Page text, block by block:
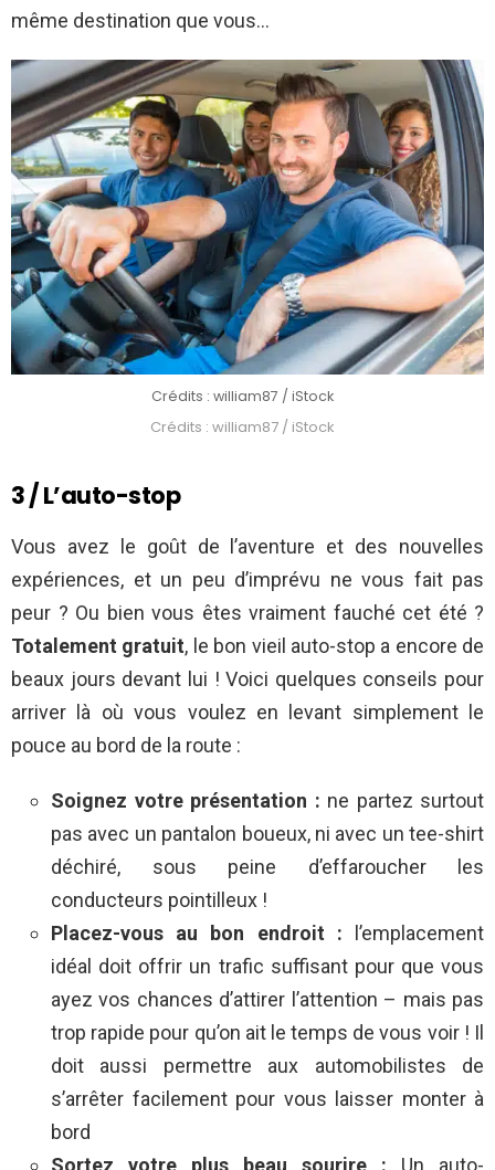
même destination que vous…
Crédits : william87 / iStock
Crédits : william87 / iStock
3 / L’auto-stop
Vous avez le goût de l’aventure et des nouvelles
expériences, et un peu d’imprévu ne vous fait pas
peur ? Ou bien vous êtes vraiment fauché cet été ?
Totalement gratuit, le bon vieil auto-stop a encore de
beaux jours devant lui ! Voici quelques conseils pour
arriver là où vous voulez en levant simplement le
pouce au bord de la route :
Soignez votre présentation : ne partez surtout
pas avec un pantalon boueux, ni avec un tee-shirt
déchiré, sous peine d’effaroucher les
conducteurs pointilleux !
Placez-vous au bon endroit : l’emplacement
idéal doit offrir un trafic suffisant pour que vous
ayez vos chances d’attirer l’attention – mais pas
trop rapide pour qu’on ait le temps de vous voir ! Il
doit aussi permettre aux automobilistes de
s’arrêter facilement pour vous laisser monter à
bord
Sortez votre plus beau sourire : Un auto-